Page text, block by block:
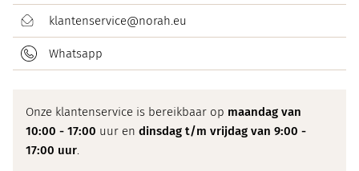
klantenservice@norah.eu
Whatsapp
Onze klantenservice is bereikbaar op maandag van
10:00 - 17:00 uur en dinsdag t/m vrijdag van 9:00 -
17:00 uur.